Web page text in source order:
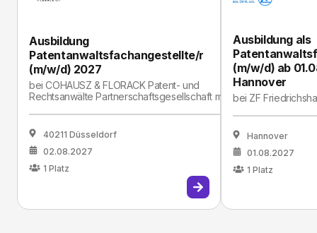
Ausbildung
Patentanwaltsfachangestellte/r
(m/w/d) 2027
beiCOHAUSZ & FLORACK Patent- und
Rechtsanwälte Partnerschaftsgesellschaft mbB
40211 Düsseldorf
02.08.2027
1 Platz
Ausbildung als
(m/w/d) ab
Hannover
bei ZF
Hannover
01.08.2027
1 Platz